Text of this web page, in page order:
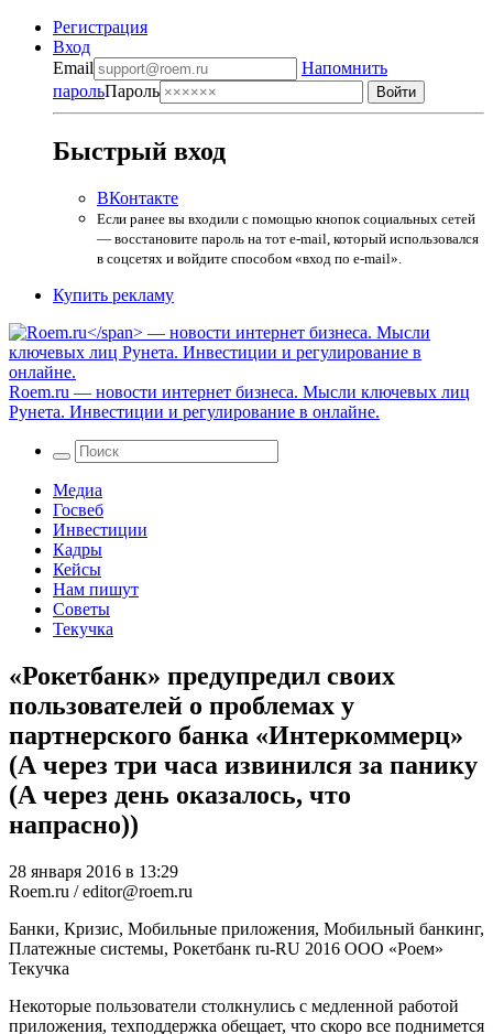
Регистрация
Вход
Email
Напомнить
парольПароль
Быстрый вход
ВКонтакте
Если ранее вы входили с помощью кнопок социальных сетей
— восстановите пароль на тот e-mail, который использовался
в соцсетях и войдите способом «вход по e-mail».
Купить рекламу
Roem.ru — новости интернет бизнеса. Мысли ключевых лиц
Рунета. Инвестиции и регулирование в онлайне.
Медиа
Госвеб
Инвестиции
Кадры
Кейсы
Нам пишут
Советы
Текучка
«Рокетбанк» предупредил своих
пользователей о проблемах у
партнерского банка «Интеркоммерц»
(А через три часа извинился за панику
(А через день оказалось, что
напрасно))
28 января 2016 в 13:29
Roem.ru / editor@roem.ru
Банки, Кризис, Мобильные приложения, Мобильный банкинг,
Платежные системы, Рокетбанк ru-RU 2016 ООО «Роем»
Текучка
Некоторые пользователи столкнулись с медленной работой
приложения, техподдержка обещает, что скоро все поднимется